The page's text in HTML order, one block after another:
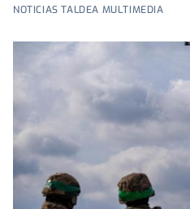
NOTICIAS TALDEA MULTIMEDIA